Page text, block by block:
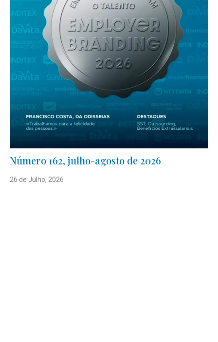
Número 162, julho-agosto de 2026
26 de Julho, 2026